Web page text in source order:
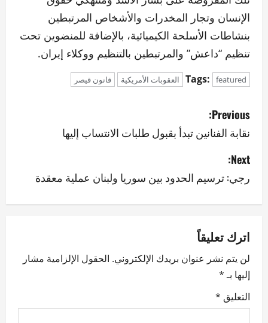
الإنسان وتجار المخدرات والأشخاص المرتبطين
بنشاطات الأسلحة الكيميائية، بالإضافة للمنضوين تحت
تنظيم “داعش” والمرتبطين بالتنظيم ووكلاء إيران.
Tags: featured العقوبات الأمريكية قانون قيصر
P
o
s
t
n
a
v
i
g
Previous:
نقابة الفنانين تبدأ بقبول طلبات الانتساب إليها
Next:
رجي: ترسيم الحدود بين سوريا ولبنان عملية معقدة
اترك تعليقاً
لن يتم نشر عنوان بريدك الإلكتروني. الحقول الإلزامية مشار
إليها بـ*
التعليق *